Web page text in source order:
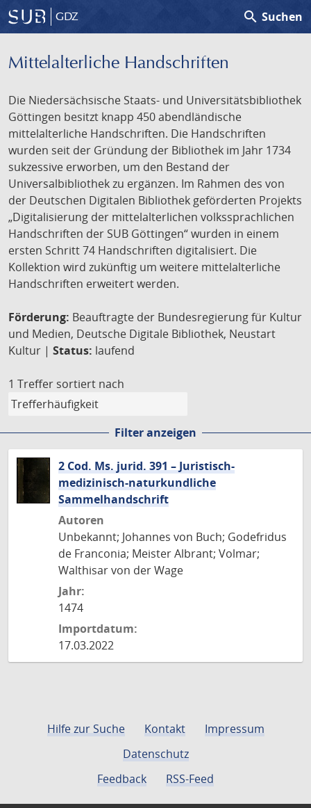
GDZ search Suchen
Mittelalterliche Handschriften
Die Niedersächsische Staats- und Universitätsbibliothek
Göttingen besitzt knapp 450 abendländische
mittelalterliche Handschriften. Die Handschriften
wurden seit der Gründung der Bibliothek im Jahr 1734
sukzessive erworben, um den Bestand der
Universalbibliothek zu ergänzen. Im Rahmen des von
der Deutschen Digitalen Bibliothek geförderten Projekts
„Digitalisierung der mittelalterlichen volkssprachlichen
Handschriften der SUB Göttingen“ wurden in einem
ersten Schritt 74 Handschriften digitalisiert. Die
Kollektion wird zukünftig um weitere mittelalterliche
Handschriften erweitert werden.
Förderung: Beauftragte der Bundesregierung für Kultur
und Medien, Deutsche Digitale Bibliothek, Neustart
Kultur | Status: laufend
1 Treffer sortiert nach
Filter anzeigen
2 Cod. Ms. jurid. 391 – Juristisch-
medizinisch-naturkundliche
Sammelhandschrift
Autoren
Unbekannt; Johannes von Buch; Godefridus
de Franconia; Meister Albrant; Volmar;
Walthisar von der Wage
Jahr:
1474
Importdatum:
17.03.2022
Hilfe zur Suche Kontakt
Impressum
Datenschutz
Feedback
RSS-Feed